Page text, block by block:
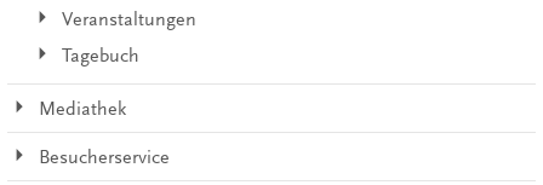
Veranstaltungen
Tagebuch
Mediathek
Besucherservice